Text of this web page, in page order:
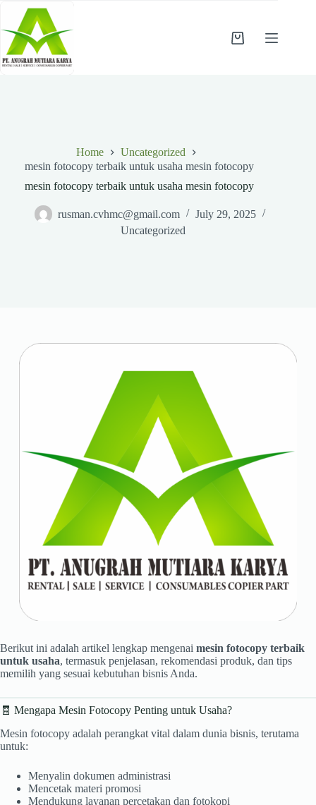
content
Shopping
Home
Uncategorized
mesin fotocopy terbaik untuk usaha mesin fotocopy
mesin fotocopy terbaik untuk usaha mesin fotocopy
rusman.cvhmc@gmail.com
July 29, 2025
Uncategorized
Berikut ini adalah artikel lengkap mengenai mesin fotocopy terbaik
untuk usaha, termasuk penjelasan, rekomendasi produk, dan tips
memilih yang sesuai kebutuhan bisnis Anda.
🧾 Mengapa Mesin Fotocopy Penting untuk Usaha?
Mesin fotocopy adalah perangkat vital dalam dunia bisnis, terutama
untuk:
Menyalin dokumen administrasi
Mencetak materi promosi
Mendukung layanan percetakan dan fotokopi